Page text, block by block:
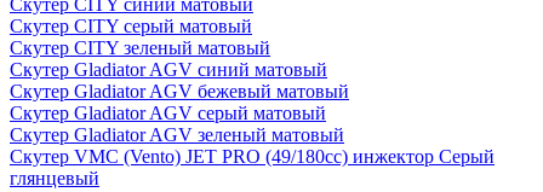
Скутер CITY синий матовый
Скутер CITY серый матовый
Скутер CITY зеленый матовый
Скутер Gladiator AGV синий матовый
Скутер Gladiator AGV бежевый матовый
Скутер Gladiator AGV серый матовый
Скутер Gladiator AGV зеленый матовый
Скутер VMC (Vento) JET PRO (49/180cc) инжектор Серый
глянцевый